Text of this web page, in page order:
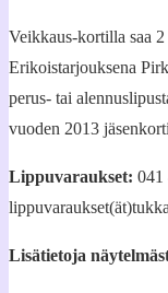
Veikkaus-kortilla saa
Erikoistarjouksena
perus- tai
vuoden 2013
Lippuvaraukset: 041
Lisätietoja